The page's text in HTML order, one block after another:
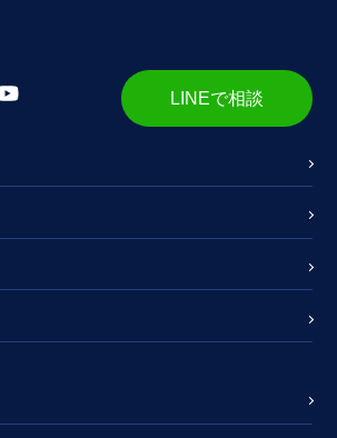
LINEで相談